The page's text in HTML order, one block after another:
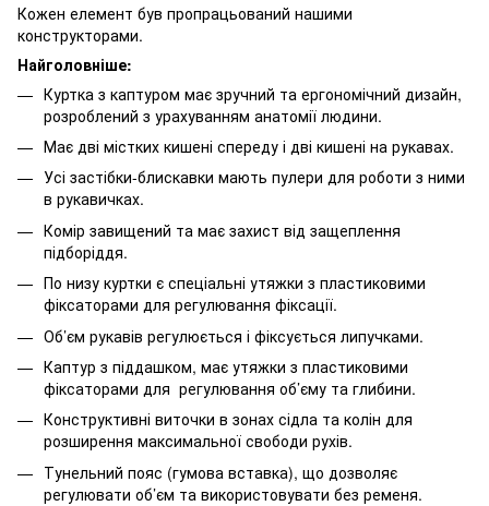
Кожен елемент був пропрацьований нашими
конструкторами.
Найголовніше:
Куртка з каптуром має зручний та ергономічний дизайн,
розроблений з урахуванням анатомії людини.
Має дві містких кишені спереду і дві кишені на рукавах.
Усі застібки-блискавки мають пулери для роботи з ними
в рукавичках.
Комір завищений та має захист від защеплення
підборіддя.
По низу куртки є спеціальні утяжки з пластиковими
фіксаторами для регулювання фіксації.
Об’єм рукавів регулюється і фіксується липучками.
Каптур з піддашком, має утяжки з пластиковими
фіксаторами для регулювання об’єму та глибини.
Конструктивні виточки в зонах сідла та колін для
розширення максимальної свободи рухів.
Тунельний пояс (гумова вставка), що дозволяє
регулювати об’єм та використовувати без ременя.